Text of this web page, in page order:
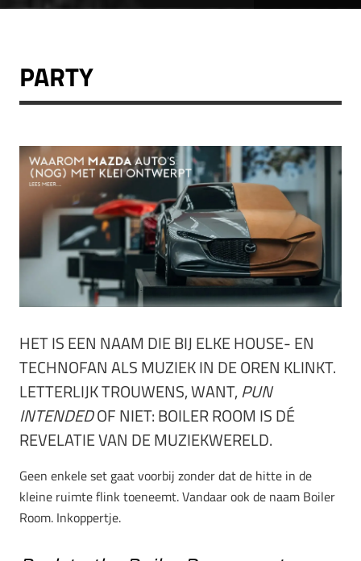
PARTY
HET IS EEN NAAM DIE BIJ ELKE HOUSE- EN
TECHNOFAN ALS MUZIEK IN DE OREN KLINKT.
LETTERLIJK TROUWENS, WANT,PUN
INTENDEDOF NIET: BOILER ROOM IS DÉ
REVELATIE VAN DE MUZIEKWERELD.
Geen enkele set gaat voorbij zonder dat de hitte in de
kleine ruimte flink toeneemt. Vandaar ook de naam Boiler
Room. Inkoppertje.